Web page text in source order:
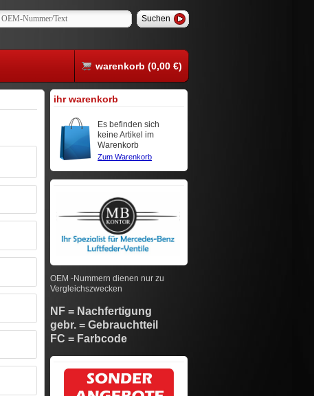
warenkorb (0,00 €)
ihr warenkorb
Es befinden sich
keine Artikel im
Warenkorb
Zum Warenkorb
OEM -Nummern dienen nur zu
Vergleichszwecken
NF = Nachfertigung
gebr. = Gebrauchtteil
FC = Farbcode